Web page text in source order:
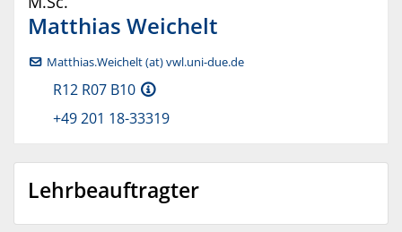
Matthias Weichelt
Matthias.Weichelt (at) vwl.uni-due.de
R12 R07 B10
+49 201 18-33319
Lehrbeauftragter